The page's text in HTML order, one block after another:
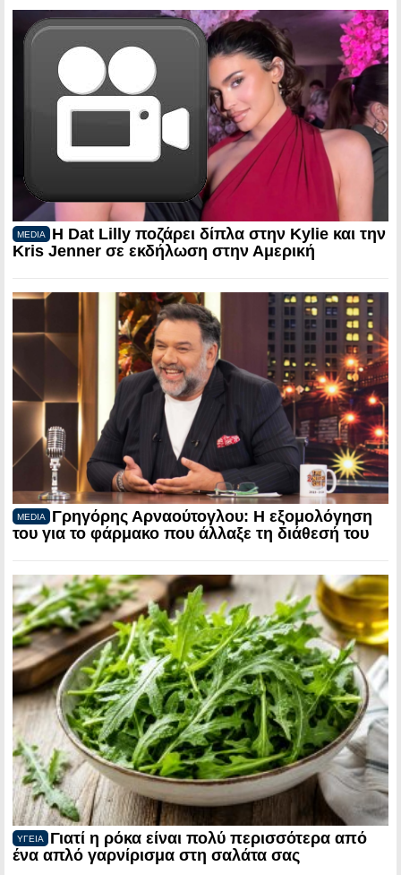
MEDIA
Η Dat Lilly ποζάρει δίπλα στην Kylie και την
Kris Jenner σε εκδήλωση στην Αμερική
MEDIA
Γρηγόρης Αρναούτογλου: Η εξομολόγηση
του για το φάρμακο που άλλαξε τη διάθεσή του
ΥΓΕΙΑ
Γιατί η ρόκα είναι πολύ περισσότερα από
ένα απλό γαρνίρισμα στη σαλάτα σας